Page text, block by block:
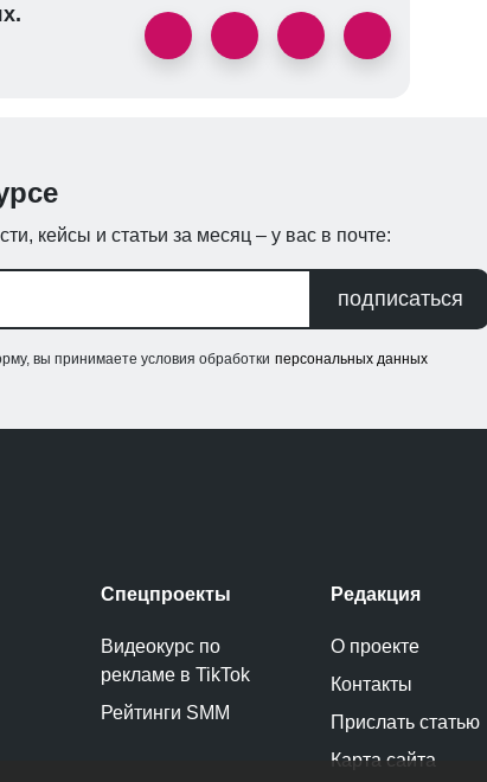
кейсы и статьи за месяц – у вас в почте:
подписаться
вы принимаете условия обработки персональных данных
Спецпроекты
Видеокурс по
рекламе в TikTok
Рейтинги SMM
Редакция
О проекте
Контакты
Прислать статью
Карта сайта